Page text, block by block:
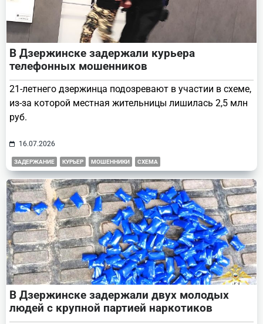
В Дзержинске задержали курьера
телефонных мошенников
21-летнего дзержинца подозревают в участии в схеме,
из-за которой местная жительницы лишилась 2,5 млн
руб.
16.07.2026
ЗАДЕРЖАНИЕ КУРЬЕР МОШЕННИКИ СХЕМА
В Дзержинске задержали двух молодых
людей с крупной партией наркотиков